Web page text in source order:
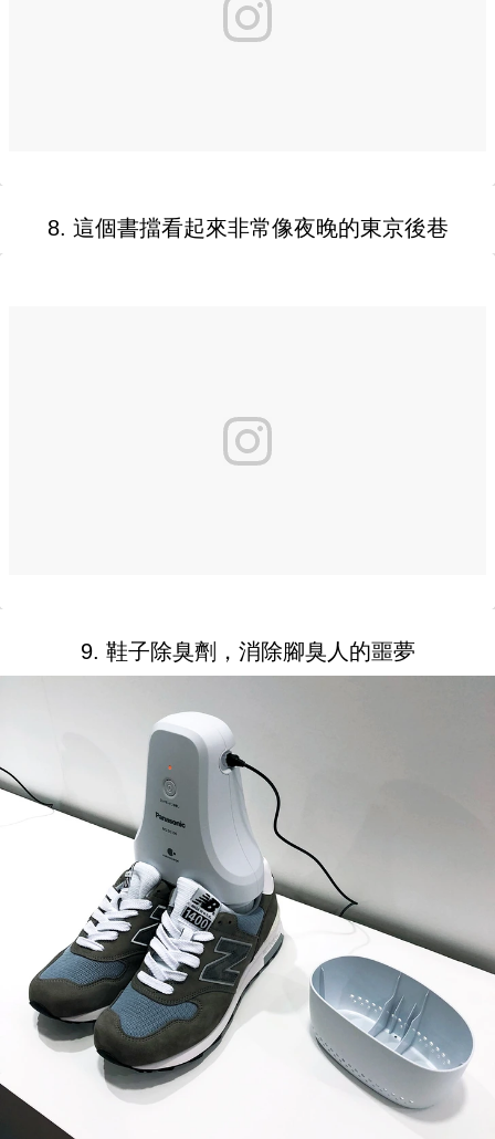
8. 這個書擋看起來非常像夜晚的東京後巷
9. 鞋子除臭劑，消除腳臭人的噩夢